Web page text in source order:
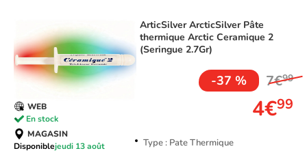
ArticSilverArcticSilver Pâte
thermique Arctic Ceramique 2
(Seringue 2.7Gr)
-37 % 7€99
4€99
Type : Pate Thermique
WEB
En stock
MAGASIN
Disponiblejeudi 13 août